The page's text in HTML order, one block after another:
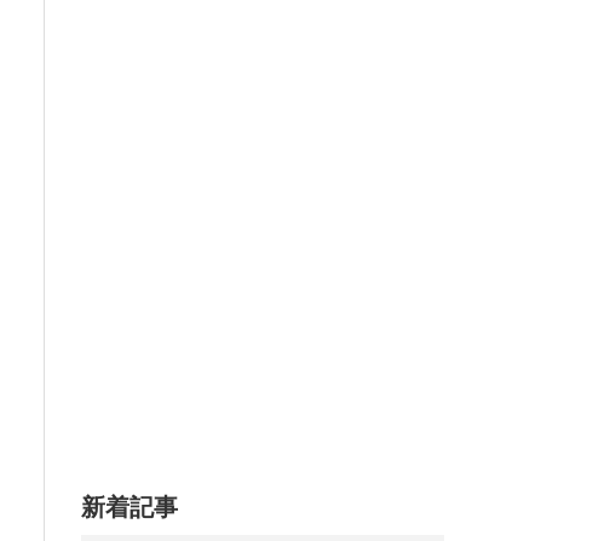
新着記事